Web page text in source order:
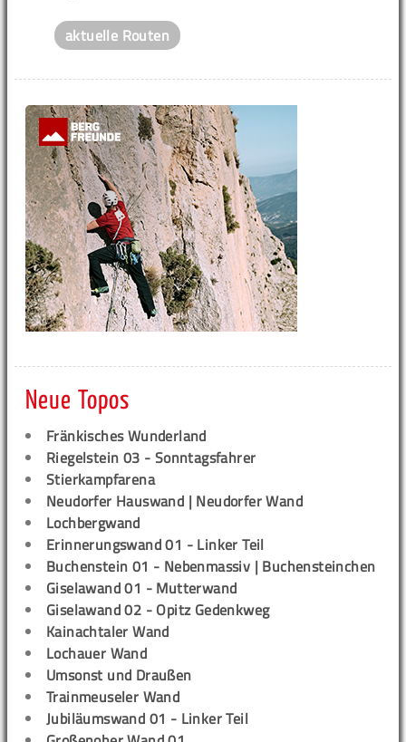
aktuelle Routen
Neue Topos
Fränkisches Wunderland
Riegelstein 03 - Sonntagsfahrer
Stierkampfarena
Neudorfer Hauswand | Neudorfer Wand
Lochbergwand
Erinnerungswand 01 - Linker Teil
Buchenstein 01 - Nebenmassiv | Buchensteinchen
Giselawand 01 - Mutterwand
Giselawand 02 - Opitz Gedenkweg
Kainachtaler Wand
Lochauer Wand
Umsonst und Draußen
Trainmeuseler Wand
Jubiläumswand 01 - Linker Teil